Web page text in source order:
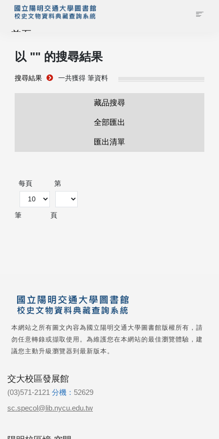
首頁
藏品查詢
以 "" 的搜尋結果
搜尋結果 一共獲得 筆資料
藏品搜尋
全部匯出
匯出清單
每頁
筆
第
頁
本網站之所有圖文內容為國立陽明交通大學圖書館版權所有，請
勿任意轉錄或擷取使用。為維護您在本網站的最佳瀏覽體驗，建
議您主動升級瀏覽器到最新版本。
交大校區發展館
(03)571-2121 分機： 52629
sc.specol@lib.nycu.edu.tw